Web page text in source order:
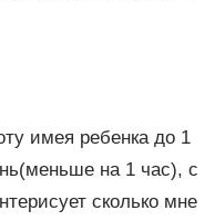
имея ребенка до 1
на 1 час), с
сколько мне